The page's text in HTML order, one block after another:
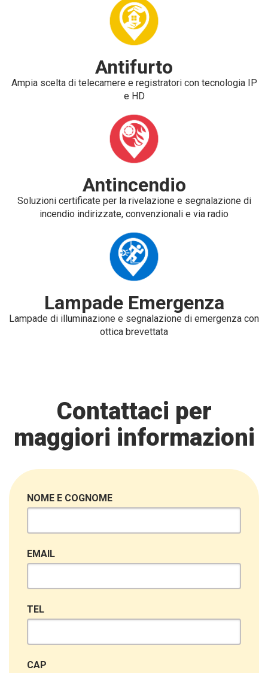
Antifurto
Ampia scelta di telecamere e registratori con tecnologia IP
e HD
Antincendio
Soluzioni certificate per la rivelazione e segnalazione di
incendio indirizzate, convenzionali e via radio
Lampade Emergenza
Lampade di illuminazione e segnalazione di emergenza con
ottica brevettata
Contattaci per
maggiori informazioni
NOME E COGNOME
EMAIL
TEL
CAP